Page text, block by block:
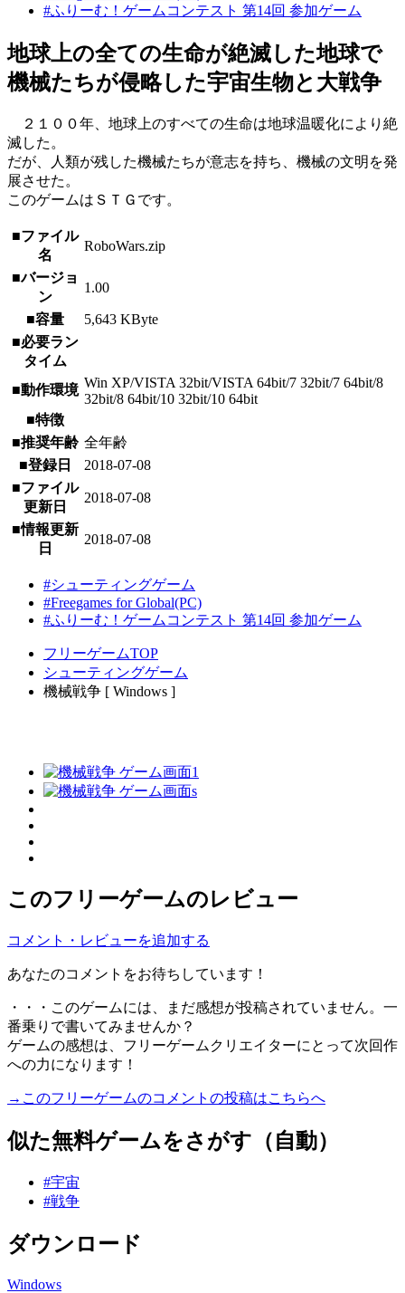
#ふりーむ！ゲームコンテスト 第14回 参加ゲーム
地球上の全ての生命が絶滅した地球で
機械たちが侵略した宇宙生物と大戦争
２１００年、地球上のすべての生命は地球温暖化により絶
滅した。
だが、人類が残した機械たちが意志を持ち、機械の文明を発
展させた。
このゲームはＳＴＧです。
■ファイル
名
RoboWars.zip
■バージョ
ン
1.00
■容量
5,643 KByte
■必要ラン
タイム
■動作環境 Win XP/VISTA 32bit/VISTA 64bit/7 32bit/7 64bit/8
32bit/8 64bit/10 32bit/10 64bit
■特徴
■推奨年齢 全年齢
■登録日
2018-07-08
■ファイル
更新日
2018-07-08
■情報更新
日
2018-07-08
#シューティングゲーム
#Freegames for Global(PC)
#ふりーむ！ゲームコンテスト 第14回 参加ゲーム
フリーゲームTOP
シューティングゲーム
機械戦争 [ Windows ]
このフリーゲームのレビュー
コメント・レビューを追加する
あなたのコメントをお待ちしています！
・・・このゲームには、まだ感想が投稿されていません。一
番乗りで書いてみませんか？
ゲームの感想は、フリーゲームクリエイターにとって次回作
への力になります！
→このフリーゲームのコメントの投稿はこちらへ
似た無料ゲームをさがす（自動）
#宇宙
#戦争
ダウンロード
Windows